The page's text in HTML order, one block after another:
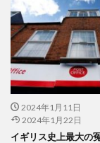
2024年1月11日
2024年1月22日
イギリス史上最大の